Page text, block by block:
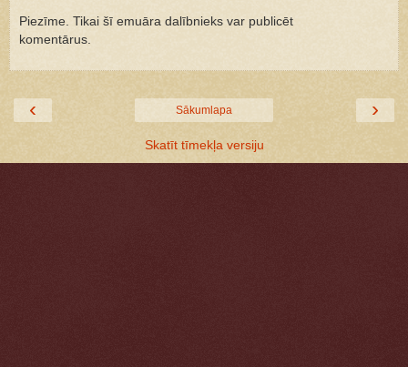
Piezīme. Tikai šī emuāra dalībnieks var publicēt
komentārus.
‹ ›
Sākumlapa
Skatīt tīmekļa versiju